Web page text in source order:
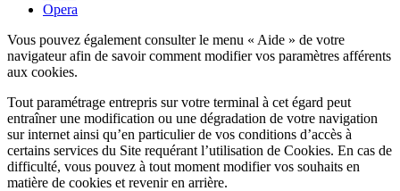
Opera
Vous pouvez également consulter le menu « Aide » de votre
navigateur afin de savoir comment modifier vos paramètres afférents
aux cookies.
Tout paramétrage entrepris sur votre terminal à cet égard peut
entraîner une modification ou une dégradation de votre navigation
sur internet ainsi qu’en particulier de vos conditions d’accès à
certains services du Site requérant l’utilisation de Cookies. En cas de
difficulté, vous pouvez à tout moment modifier vos souhaits en
matière de cookies et revenir en arrière.